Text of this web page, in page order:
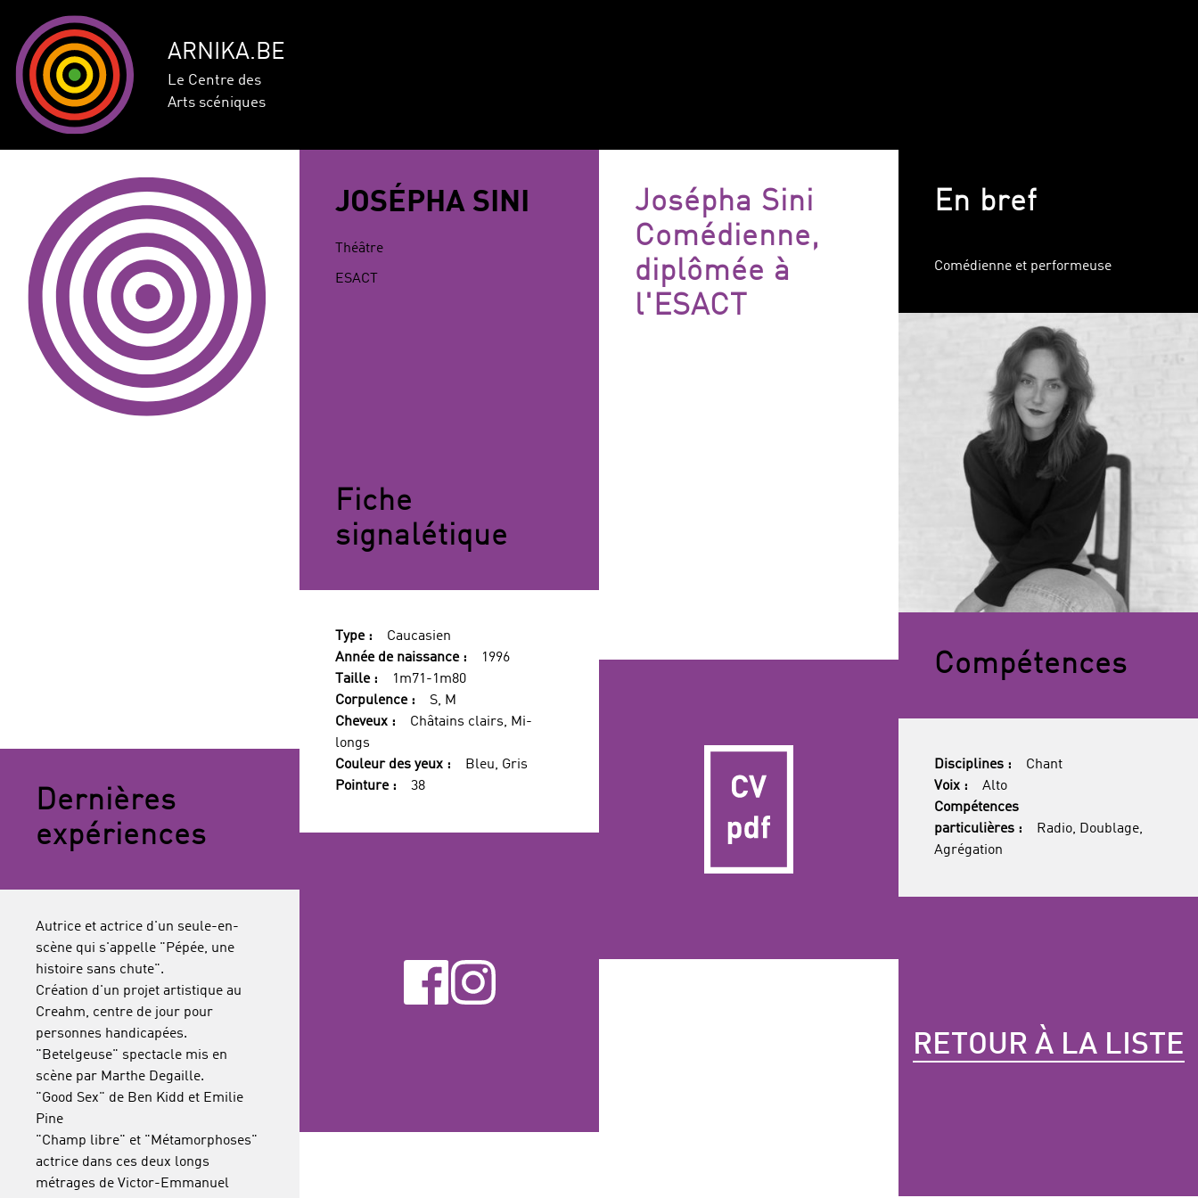
ARNIKA.BE
Le Centre des
Arts scéniques
JOSÉPHA SINI
Théâtre
ESACT
Josépha Sini
Comédienne,
diplômée à
l'ESACT
En bref
Comédienne et performeuse
Fiche
signalétique
Type :
Caucasien
Année de naissance :
1996
Taille :
1m71-1m80
Corpulence :
S, M
Cheveux :
Châtains clairs, Mi-
longs
Couleur des yeux :
Bleu, Gris
Pointure :
38
Compétences
Disciplines :
Chant
Voix :
Alto
Compétences
particulières :
Radio, Doublage,
Agrégation
Dernières
expériences
Autrice et actrice d'un seule-en-
scène qui s'appelle "Pépée, une
histoire sans chute".
Création d'un projet artistique au
Creahm, centre de jour pour
personnes handicapées.
"Betelgeuse" spectacle mis en
scène par Marthe Degaille.
"Good Sex" de Ben Kidd et Emilie
Pine
"Champ libre" et "Métamorphoses"
actrice dans ces deux longs
métrages de Victor-Emmanuel
RETOUR À LA LISTE